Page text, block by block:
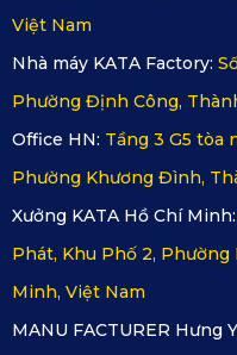
Xem thêm >>>
Bước 3:
Cắt thảm trên
Độ chính xác của máy
được vận hành dưới
tấm thảm sẽ được cắt
xác đến từng mm.
Sau khi cắt, thảm sẽ
cũng như độ đồng đều
Việt Nam
Nhà máy KATA Factory:
Phường Định Công,
Office HN: Tầng 3 G5 tòa
Phường Khương Đình,
Xưởng KATA Hồ Chí Minh:
Phát, Khu Phố 2,
Minh, Việt Nam
MANU FACTURER Hưng